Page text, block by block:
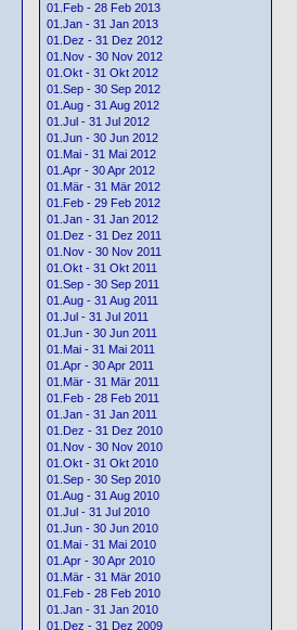
01.Feb - 28 Feb 2013
01.Jan - 31 Jan 2013
01.Dez - 31 Dez 2012
01.Nov - 30 Nov 2012
01.Okt - 31 Okt 2012
01.Sep - 30 Sep 2012
01.Aug - 31 Aug 2012
01.Jul - 31 Jul 2012
01.Jun - 30 Jun 2012
01.Mai - 31 Mai 2012
01.Apr - 30 Apr 2012
01.Mär - 31 Mär 2012
01.Feb - 29 Feb 2012
01.Jan - 31 Jan 2012
01.Dez - 31 Dez 2011
01.Nov - 30 Nov 2011
01.Okt - 31 Okt 2011
01.Sep - 30 Sep 2011
01.Aug - 31 Aug 2011
01.Jul - 31 Jul 2011
01.Jun - 30 Jun 2011
01.Mai - 31 Mai 2011
01.Apr - 30 Apr 2011
01.Mär - 31 Mär 2011
01.Feb - 28 Feb 2011
01.Jan - 31 Jan 2011
01.Dez - 31 Dez 2010
01.Nov - 30 Nov 2010
01.Okt - 31 Okt 2010
01.Sep - 30 Sep 2010
01.Aug - 31 Aug 2010
01.Jul - 31 Jul 2010
01.Jun - 30 Jun 2010
01.Mai - 31 Mai 2010
01.Apr - 30 Apr 2010
01.Mär - 31 Mär 2010
01.Feb - 28 Feb 2010
01.Jan - 31 Jan 2010
01.Dez - 31 Dez 2009